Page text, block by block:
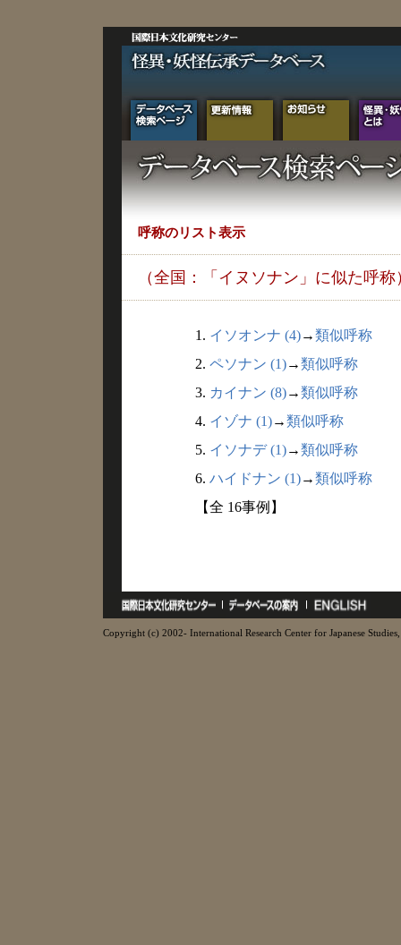
呼称のリスト表示
（全国：「イヌソナン」に似た呼称
1. イソオンナ (4)→類似呼称
2. ペソナン (1)→類似呼称
3. カイナン (8)→類似呼称
4. イゾナ (1)→類似呼称
5. イソナデ (1)→類似呼称
6. ハイドナン (1)→類似呼称
【全 16事例】
Copyright (c) 2002- International Research Center for Japanese